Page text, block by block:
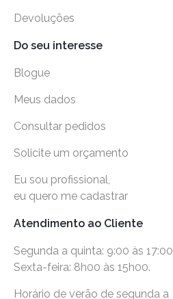
Devoluções
Do seu interesse
Blogue
Meus dados
Consultar pedidos
Solicite um orçamento
Eu sou profissional,
eu quero me cadastrar
Atendimento ao Cliente
Segunda a quinta: 9:00 às 17:00
Sexta-feira: 8h00 às 15h00.
Horário de verão de segunda a